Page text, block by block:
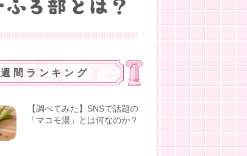
週間ランキング
【調べてみた】SNSで話題の
「マコモ湯」とは何なのか？